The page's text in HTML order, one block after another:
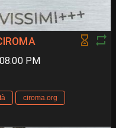
PM
ciroma.org